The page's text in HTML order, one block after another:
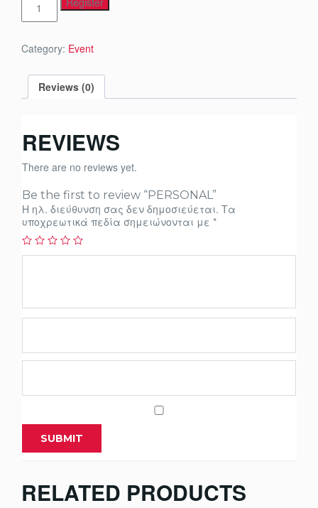
quantity
Category: Event
Reviews (0)
REVIEWS
There are no reviews yet.
Be the first to review “PERSONAL”
Η ηλ. διεύθυνση σας δεν δημοσιεύεται. Τα
υποχρεωτικά πεδία σημειώνονται με *
RELATED PRODUCTS